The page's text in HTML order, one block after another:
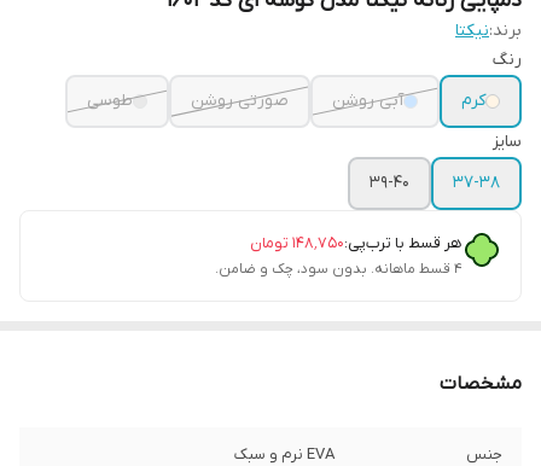
برند:نیکتا
رنگ
کرم
آبی روشن صورتی روشن
طوسی
سایز
37-38
39-40
هر قسط با ترب‌پی:۱۴۸٬۷۵۰ تومان
۴ قسط ماهانه. بدون سود، چک و ضامن.
مشخصات
جنس EVA نرم و سبک